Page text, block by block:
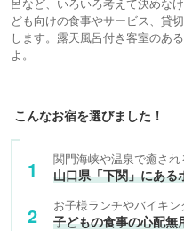
呂など、いろいろ考えて決めな
ども向けの食事やサービス、貸
します。露天風呂付き客室のあ
よ。
こんなお宿を選びました！
関門海峡や温泉で癒され
山口県「下関」にある
お子様ランチやバイキン
子どもの食事の心配無